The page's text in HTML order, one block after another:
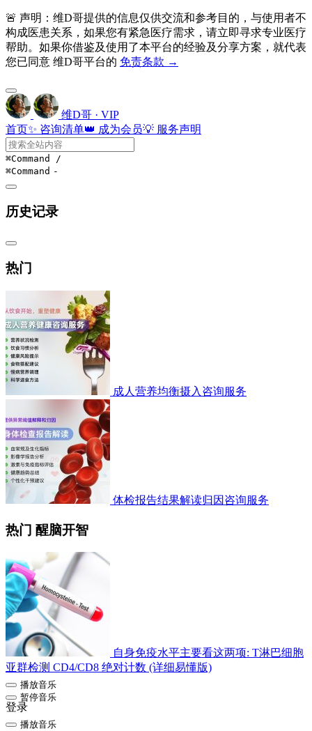
🚨 声明：维D哥提供的信息仅供交流和参考目的，与使用者不
构成医患关系，如果您有紧急医疗需求，请立即寻求专业医疗
帮助。如果你借鉴及使用了本平台的经验及分享方案，就代表
您已同意 维D哥平台的 免责条款 →
维D哥 · VIP
首页✨ 咨询清单👑 成为会员💡 服务声明
⌘Command /
⌘Command -
历史记录
热门
成人营养均衡摄入咨询服务
体检报告结果解读归因咨询服务
热门 醒脑开智
自身免疫水平主要看这两项: T淋巴细胞
亚群检测 CD4/CD8 绝对计数 (详细易懂版)
播放音乐
暂停音乐
登录
播放音乐